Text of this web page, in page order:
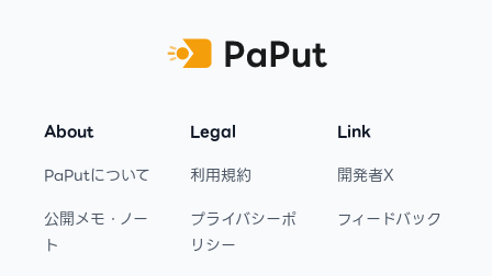
About
PaPutについて
公開メモ・ノー
ト
Legal
利用規約
プライバシーポ
リシー
Link
開発者X
フィードバック